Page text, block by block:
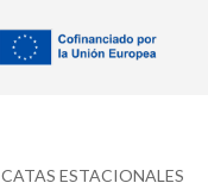
CATAS ESTACIONALES